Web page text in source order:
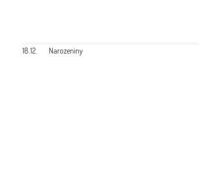
18.12. Narozeniny